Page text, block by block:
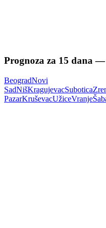
Prognoza za 15 dana —
BeogradNovi
SadNišKragujevacSubotica
PazarKruševacUžiceVranje